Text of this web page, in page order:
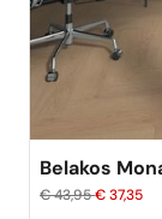
Belakos
€ 43,95€ 37,35